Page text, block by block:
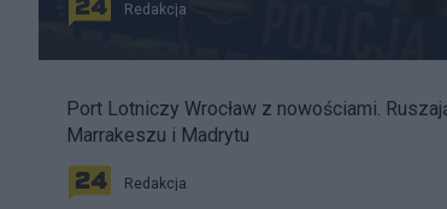
Redakcja
Port Lotniczy Wrocław z nowościami.
Marrakeszu i Madrytu
Redakcja